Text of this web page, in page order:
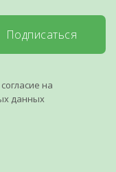
Подписаться
на
данных